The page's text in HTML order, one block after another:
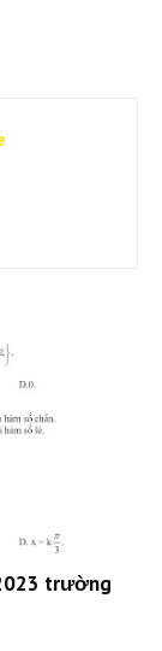
trường